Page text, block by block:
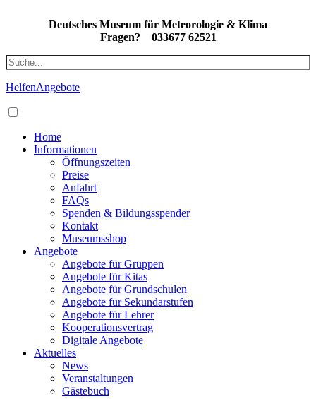
Deutsches Museum für Meteorologie & Klima
Fragen?
033677 62521
HelfenAngebote
Home
Informationen
Öffnungszeiten
Preise
Anfahrt
FAQs
Spenden & Bildungsspender
Kontakt
Museumsshop
Angebote
Angebote für Gruppen
Angebote für Kitas
Angebote für Grundschulen
Angebote für Sekundarstufen
Angebote für Lehrer
Kooperationsvertrag
Digitale Angebote
Aktuelles
News
Veranstaltungen
Gästebuch